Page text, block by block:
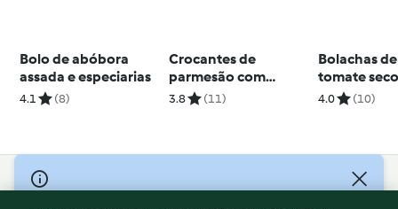
Bolo de abóbora
assada e especiarias
4.1 (8)
Crocantes de
parmesão com
tomilho e curgete
3.8 (11)
Bolachas
tomate
4.0 (10)
© Copyright 2026